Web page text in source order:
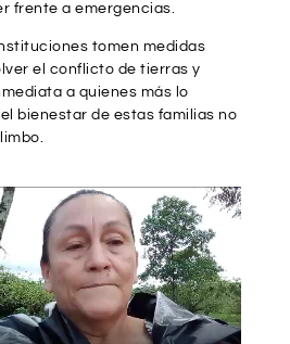
frente a emergencias.
tomen medidas
el conflicto de tierras y
a quienes más lo
bienestar de estas familias no